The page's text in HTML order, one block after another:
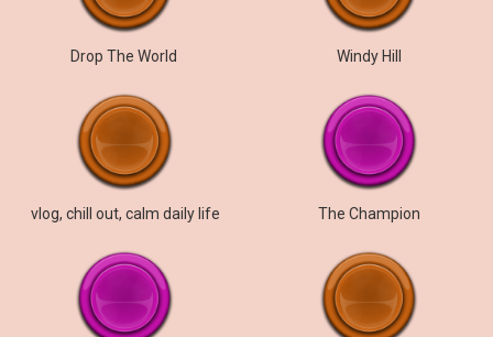
Drop The World Windy Hill
vlog, chill out, calm daily life The Champion